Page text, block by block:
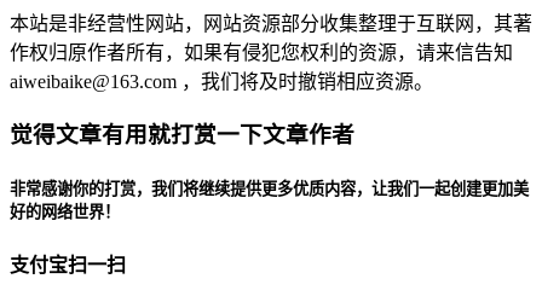
本站是非经营性网站，网站资源部分收集整理于互联网，其著
作权归原作者所有，如果有侵犯您权利的资源，请来信告知
aiweibaike@163.com ，我们将及时撤销相应资源。
觉得文章有用就打赏一下文章作者
非常感谢你的打赏，我们将继续提供更多优质内容，让我们一起创建更加美
好的网络世界！
支付宝扫一扫